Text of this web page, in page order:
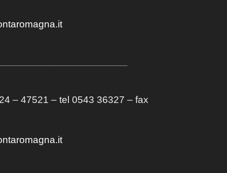
– 47521 – tel 0543 36327 – fax